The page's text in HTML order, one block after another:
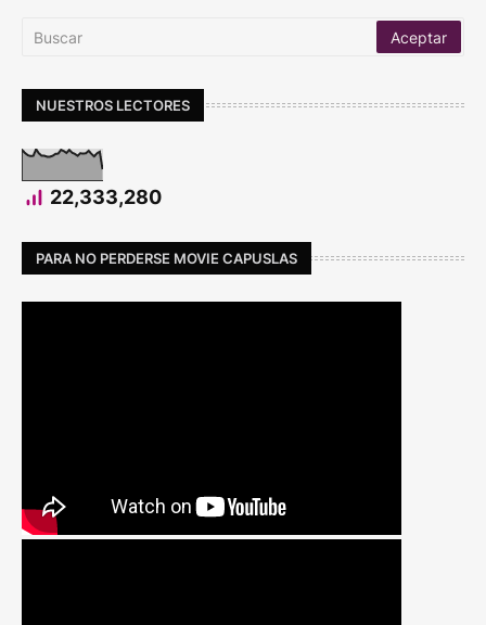
NUESTROS LECTORES
22,333,280
PARA NO PERDERSE MOVIE CAPUSLAS